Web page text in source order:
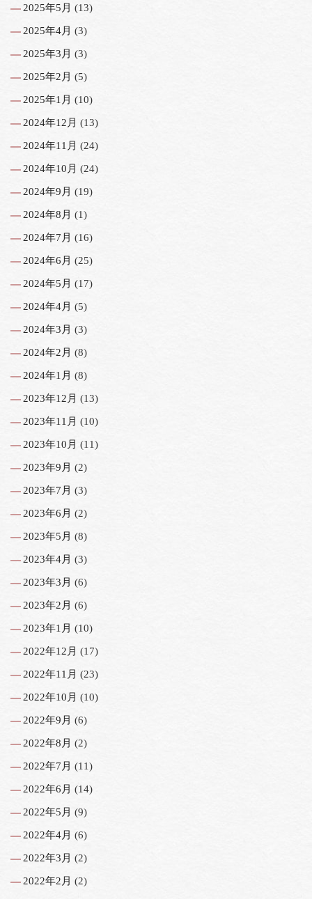
2025年5月 (13)
2025年4月 (3)
2025年3月 (3)
2025年2月 (5)
2025年1月 (10)
2024年12月 (13)
2024年11月 (24)
2024年10月 (24)
2024年9月 (19)
2024年8月 (1)
2024年7月 (16)
2024年6月 (25)
2024年5月 (17)
2024年4月 (5)
2024年3月 (3)
2024年2月 (8)
2024年1月 (8)
2023年12月 (13)
2023年11月 (10)
2023年10月 (11)
2023年9月 (2)
2023年7月 (3)
2023年6月 (2)
2023年5月 (8)
2023年4月 (3)
2023年3月 (6)
2023年2月 (6)
2023年1月 (10)
2022年12月 (17)
2022年11月 (23)
2022年10月 (10)
2022年9月 (6)
2022年8月 (2)
2022年7月 (11)
2022年6月 (14)
2022年5月 (9)
2022年4月 (6)
2022年3月 (2)
2022年2月 (2)